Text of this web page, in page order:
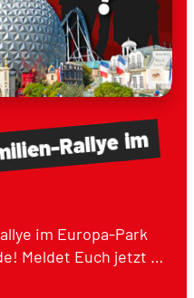
Rallyeim
im Europa-Park
Meldet Euch jetzt …